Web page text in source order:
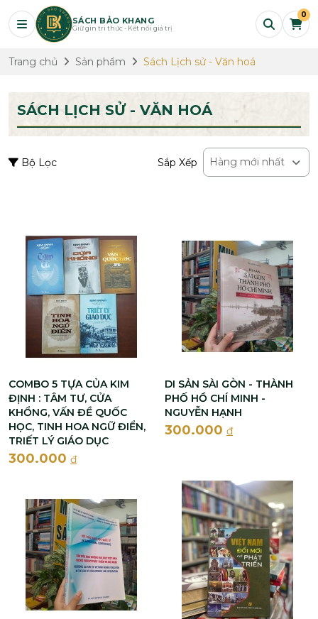
SÁCH BẢO KHANG
Giữ gìn tri thức - Kết nối giá trị
0
Trang chủ Sản phẩm Sách Lịch sử - Văn hoá
SÁCH LỊCH SỬ - VĂN HOÁ
Bộ Lọc Sắp Xếp Hàng mới nhất
COMBO 5 TỰA CỦA KIM
ĐỊNH : TÂM TƯ, CỬA
KHỔNG, VẤN ĐỀ QUỐC
HỌC, TINH HOA NGỮ ĐIỂN,
TRIẾT LÝ GIÁO DỤC
300.000 đ
DI SẢN SÀI GÒN - THÀNH
PHỐ HỒ CHÍ MINH -
NGUYỄN HẠNH
300.000 đ